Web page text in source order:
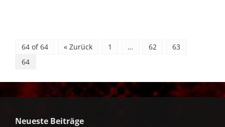
64 of 64 « Zurück 1 … 62
63
64
Neueste Beiträge